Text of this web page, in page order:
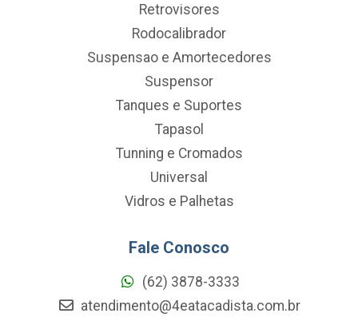
Retrovisores
Rodocalibrador
Suspensao e Amortecedores
Suspensor
Tanques e Suportes
Tapasol
Tunning e Cromados
Universal
Vidros e Palhetas
Fale Conosco
(62) 3878-3333
atendimento@4eatacadista.com.br